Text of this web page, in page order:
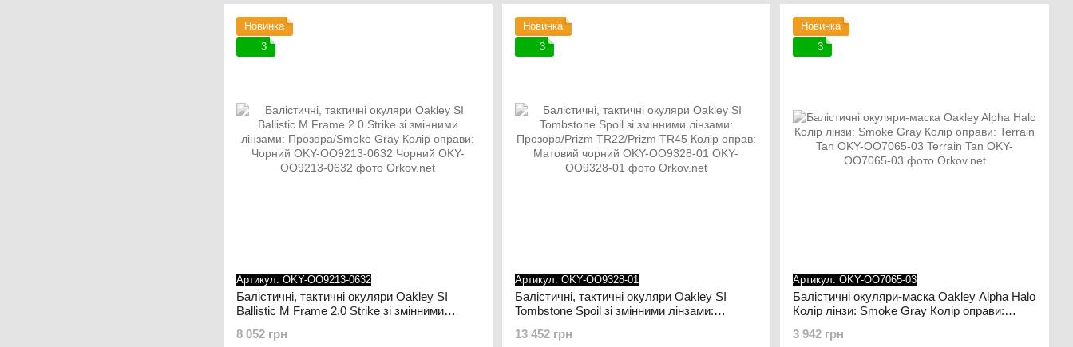
Новинка
3
Артикул: OKY-OO9213-0632
Балістичні, тактичні окуляри Oakley SI
Ballistic M Frame 2.0 Strike зі змінними
Чорний OKY-OO9213-0632 Чорний
8 052 грн
Новинка
3
Артикул: OKY-OO9328-01
Балістичні, тактичні окуляри Oakley SI
Tombstone Spoil зі змінними лінзами:
оправ: Матовий чорний OKY-OO9328-01
13 452 грн
Новинка
3
Артикул: OKY-OO7065-03
Балістичні окуляри-маска Oakley Alpha Halo
Колір лінзи: Smoke Gray Колір оправи:
3 942 грн